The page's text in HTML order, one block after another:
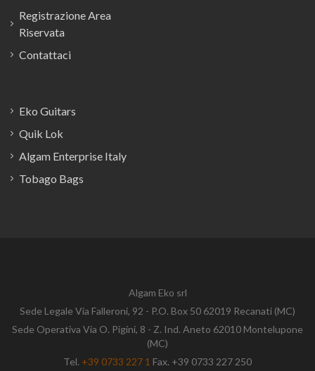
Registrazione Area
Riservata
Contattaci
Eko Guitars
Quik Lok
Algam Enterprise Italy
Tobago Bags
Algam Eko srl
Sede Legale Via Falleroni, 92 - P.O. Box 50 62019 Recanati (MC)
Sede Operativa Via O. Pigini, 8 - Z. Ind. Aneto 62010 Montelupone
(MC)
Tel. +39 0733 227 1 Fax. +39 0733 227 250